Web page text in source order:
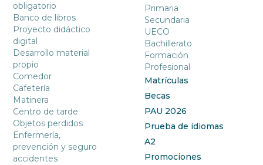
obligatorio
Banco de libros
Proyecto didáctico
digital
Desarrollo material
propio
Comedor
Cafetería
Matinera
Centro de tarde
Objetos perdidos
Enfermería,
prevención y seguro
accidentes
Primaria
Secundaria
UECO
Bachillerato
Formación
Profesional
Matrículas
Becas
PAU 2026
Prueba de idiomas
A2
Promociones